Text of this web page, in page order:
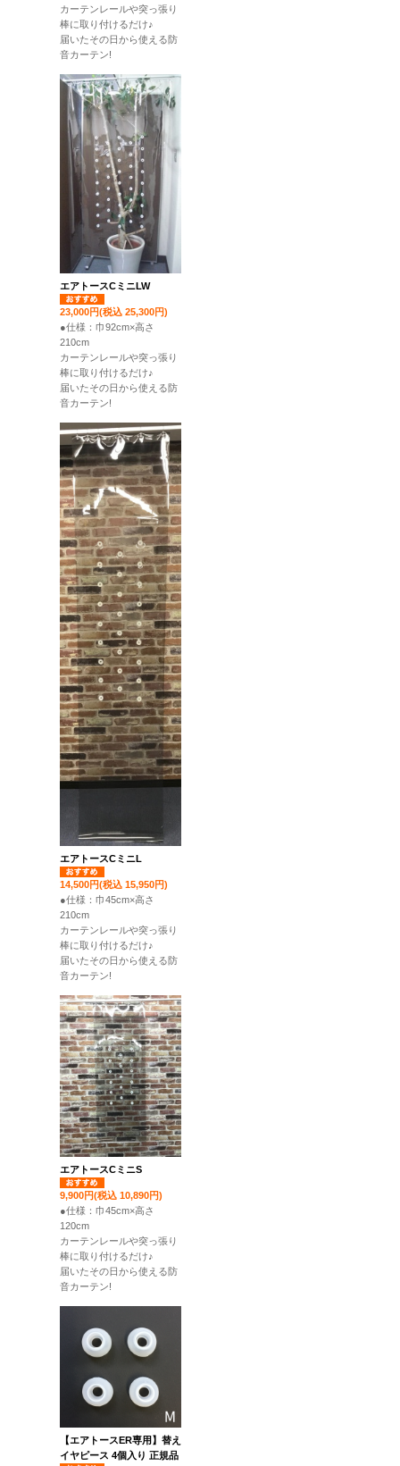
カーテンレールや突っ張り
棒に取り付けるだけ♪
届いたその日から使える防
音カーテン!
エアトースCミニLW
23,000円(税込 25,300円)
●仕様：巾92cm×高さ
210cm
カーテンレールや突っ張り
棒に取り付けるだけ♪
届いたその日から使える防
音カーテン!
エアトースCミニL
14,500円(税込 15,950円)
●仕様：巾45cm×高さ
210cm
カーテンレールや突っ張り
棒に取り付けるだけ♪
届いたその日から使える防
音カーテン!
エアトースCミニS
9,900円(税込 10,890円)
●仕様：巾45cm×高さ
120cm
カーテンレールや突っ張り
棒に取り付けるだけ♪
届いたその日から使える防
音カーテン!
【エアトースER専用】替え
イヤピース 4個入り 正規品